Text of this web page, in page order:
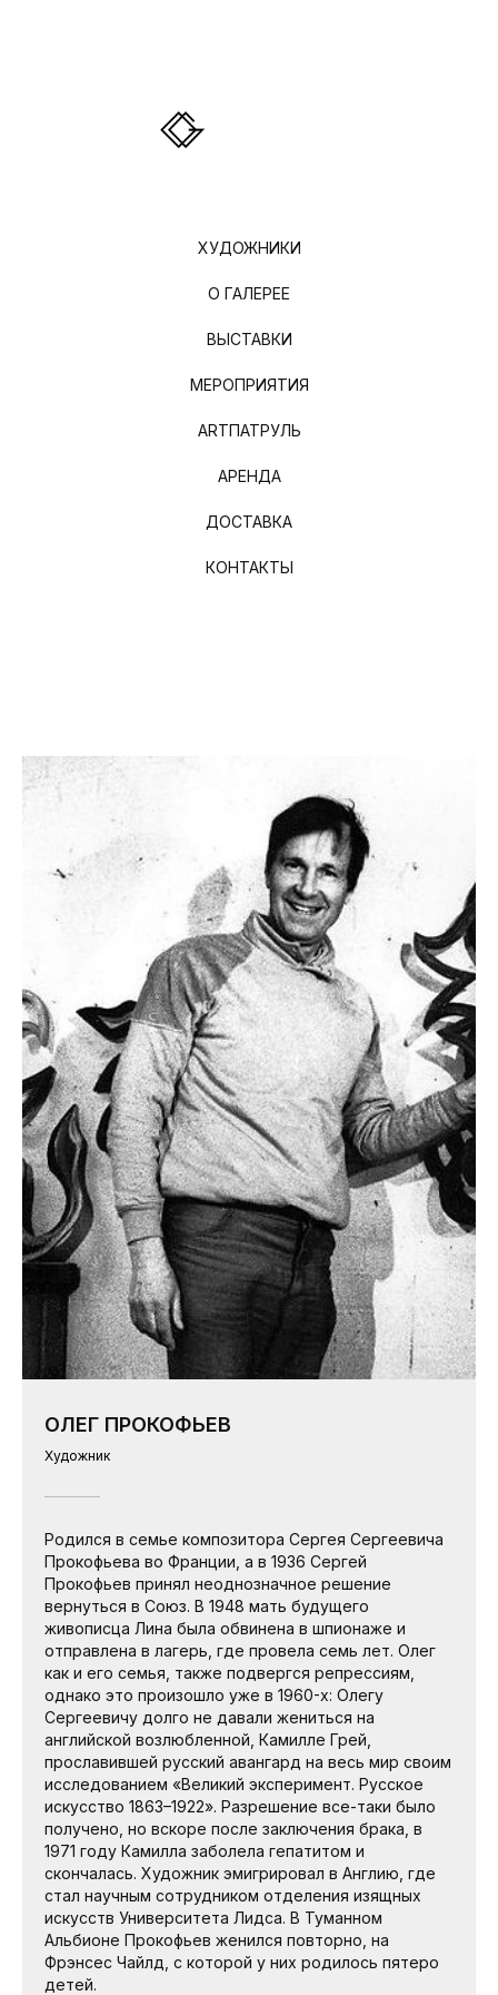
ХУДОЖНИКИ
О ГАЛЕРЕЕ
ВЫСТАВКИ
МЕРОПРИЯТИЯ
ARTПАТРУЛЬ
АРЕНДА
ДОСТАВКА
КОНТАКТЫ
ОЛЕГ ПРОКОФЬЕВ
Художник
Родился в семье композитора Сергея Сергеевича
Прокофьева во Франции, а в 1936 Сергей
Прокофьев принял неоднозначное решение
вернуться в Союз. В 1948 мать будущего
живописца Лина была обвинена в шпионаже и
отправлена в лагерь, где провела семь лет. Олег
как и его семья, также подвергся репрессиям,
однако это произошло уже в 1960-х: Олегу
Сергеевичу долго не давали жениться на
английской возлюбленной, Камилле Грей,
прославившей русский авангард на весь мир своим
исследованием «Великий эксперимент. Русское
искусство 1863–1922». Разрешение все-таки было
получено, но вскоре после заключения брака, в
1971 году Камилла заболела гепатитом и
скончалась. Художник эмигрировал в Англию, где
стал научным сотрудником отделения изящных
искусств Университета Лидса. В Туманном
Альбионе Прокофьев женился повторно, на
Фрэнсес Чайлд, с которой у них родилось пятеро
детей.